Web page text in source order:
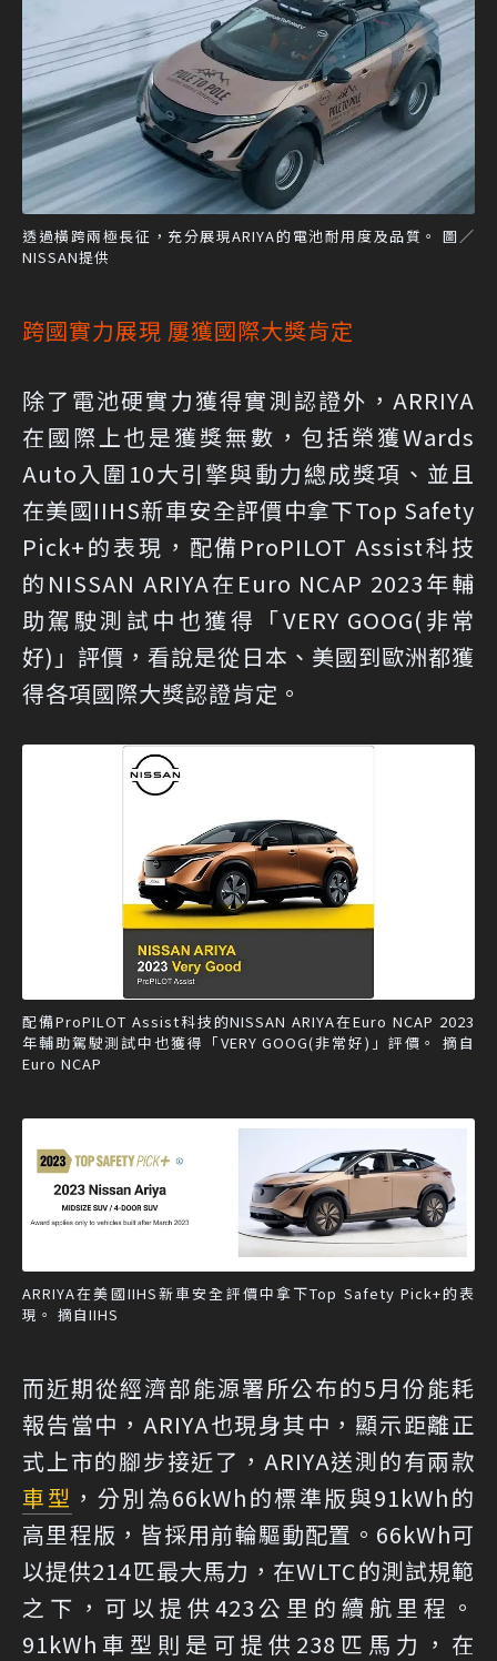
透過橫跨兩極長征，充分展現ARIYA的電池耐用度及品質。 圖／
NISSAN提供
跨國實力展現 屢獲國際大獎肯定
除了電池硬實力獲得實測認證外，ARRIYA
在國際上也是獲獎無數，包括榮獲Wards
Auto入圍10大引擎與動力總成獎項、並且
在美國IIHS新車安全評價中拿下Top Safety
Pick+的表現，配備ProPILOT Assist科技
的NISSAN ARIYA在Euro NCAP 2023年輔
助駕駛測試中也獲得「VERY GOOG(非常
好)」評價，看說是從日本、美國到歐洲都獲
得各項國際大獎認證肯定。
配備ProPILOT Assist科技的NISSAN ARIYA在Euro NCAP 2023
年輔助駕駛測試中也獲得「VERY GOOG(非常好)」評價。 摘自
Euro NCAP
ARRIYA在美國IIHS新車安全評價中拿下Top Safety Pick+的表
現。 摘自IIHS
而近期從經濟部能源署所公布的5月份能耗
報告當中，ARIYA也現身其中，顯示距離正
式上市的腳步接近了，ARIYA送測的有兩款
車型 ，分別為66kWh的標準版與91kWh的
高里程版，皆採用前輪驅動配置。66kWh可
以提供214匹最大馬力，在WLTC的測試規範
之下，可以提供423公里的續航里程。
91kWh車型則是可提供238匹馬力，在